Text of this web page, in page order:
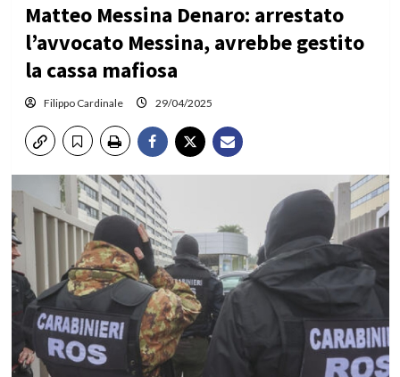
Matteo Messina Denaro: arrestato
l’avvocato Messina, avrebbe gestito
la cassa mafiosa
Filippo Cardinale 29/04/2025